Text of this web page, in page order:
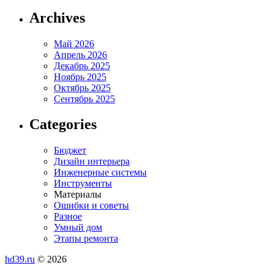
Archives
Май 2026
Апрель 2026
Декабрь 2025
Ноябрь 2025
Октябрь 2025
Сентябрь 2025
Categories
Бюджет
Дизайн интерьера
Инженерные системы
Инструменты
Материалы
Ошибки и советы
Разное
Умный дом
Этапы ремонта
hd39.ru © 2026